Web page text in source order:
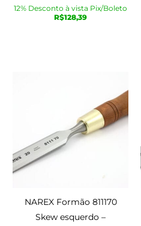
12% Desconto à vista Pix/Boleto
R$128,39
NAREX Formão 811170
Skew esquerdo –
R$210,90.
atual
é:
R$195,90.